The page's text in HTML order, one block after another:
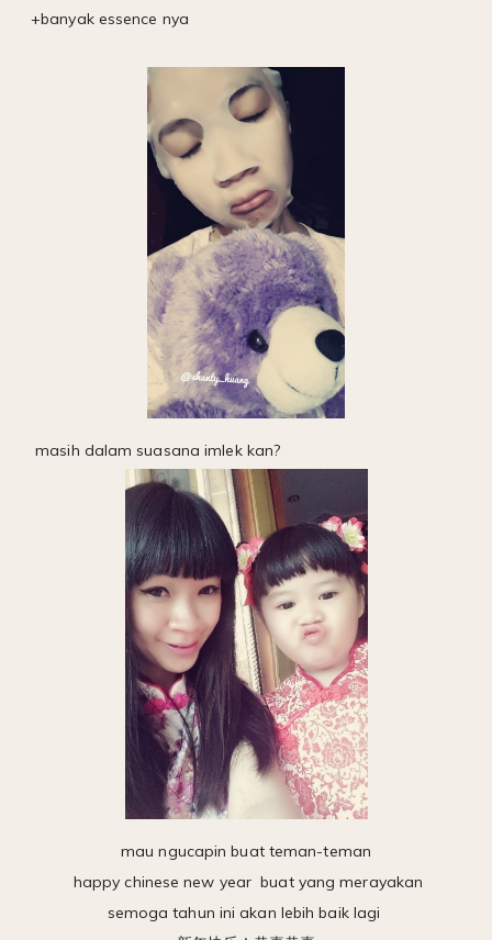
+banyak essence nya
masih dalam suasana imlek kan?
mau ngucapin buat teman-teman
happy chinese new year buat yang merayakan
semoga tahun ini akan lebih baik lagi